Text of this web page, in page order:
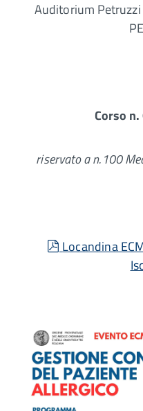
Auditorium Petruzzi
Corso
riservato a n.100
pdf
Locandina